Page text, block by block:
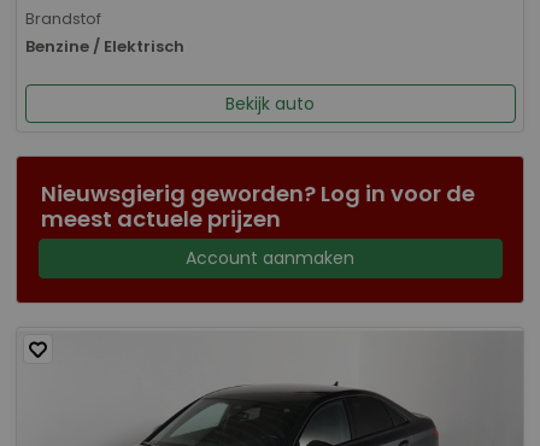
Brandstof
Benzine / Elektrisch
Bekijk auto
Nieuwsgierig geworden? Log in voor de
meest actuele prijzen
Account aanmaken